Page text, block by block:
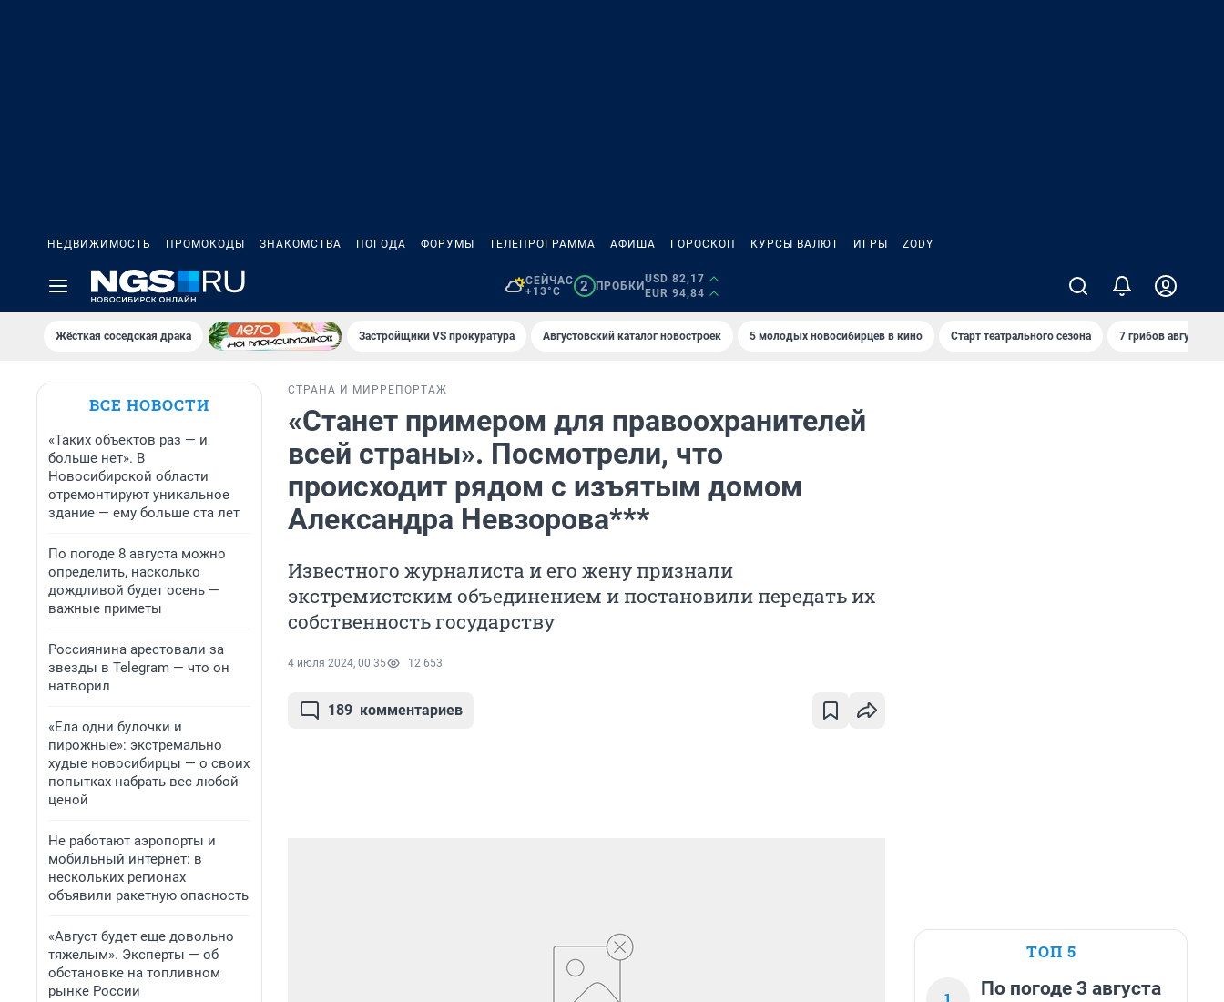
НЕДВИЖИМОСТЬ ПРОМОКОДЫ ЗНАКОМСТВА ПОГОДА ФОРУМЫ ТЕЛЕПРОГРАММА АФИША ГОРОСКОП КУРСЫ ВАЛЮТ ИГРЫ ZODY
СЕЙЧАС
+13°C
2 ПРОБКИ
USD 82,17
EUR 94,84
Жёсткая соседская драка Застройщики VS прокуратура Августовский каталог новостроек 5 молодых новосибирцев в кино Старт театрального сезона 7 грибов августа
ВСЕ НОВОСТИ
«Таких объектов раз — и
больше нет». В
Новосибирской области
отремонтируют уникальное
здание — ему больше ста лет
По погоде 8 августа можно
определить, насколько
дождливой будет осень —
важные приметы
Россиянина арестовали за
звезды в Telegram — что он
натворил
«Ела одни булочки и
пирожные»: экстремально
худые новосибирцы — о своих
попытках набрать вес любой
ценой
Не работают аэропорты и
мобильный интернет: в
нескольких регионах
объявили ракетную опасность
«Август будет еще довольно
тяжелым». Эксперты — об
обстановке на топливном
рынке России
СТРАНА И МИР РЕПОРТАЖ
«Станет примером для правоохранителей
всей страны». Посмотрели, что
происходит рядом с изъятым домом
Александра Невзорова***
Известного журналиста и его жену признали
экстремистским объединением и постановили передать их
собственность государству
4 июля 2024, 00:35 12 653
189 комментариев
ТОП 5
По погоде 3 августа